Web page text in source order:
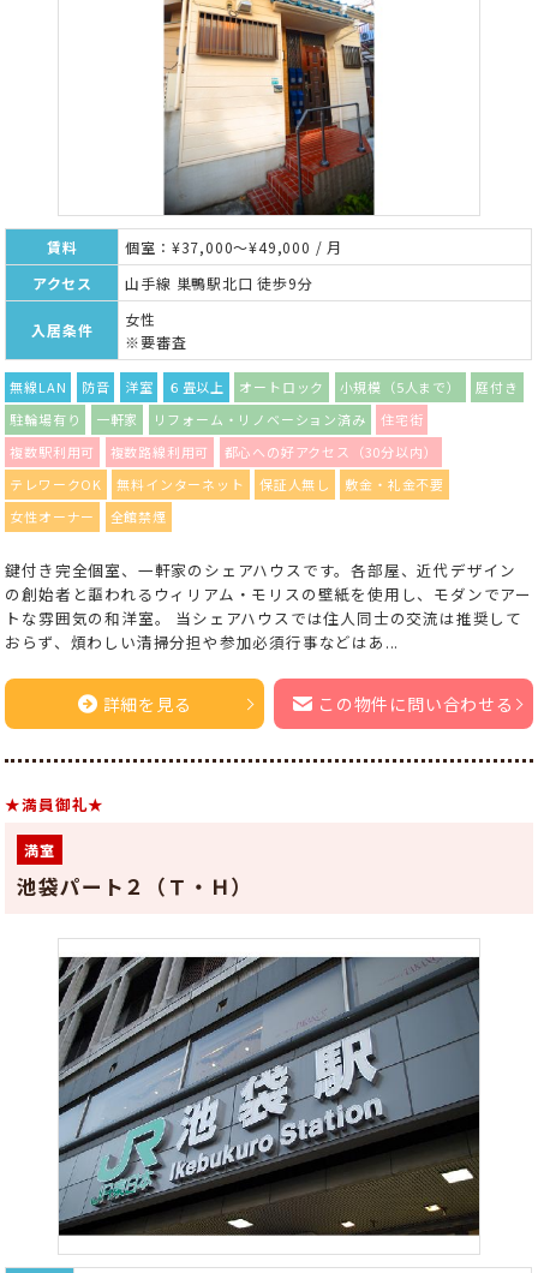
賃料
個室：¥37,000～¥49,000 / 月
アクセス
山手線 巣鴨駅北口 徒歩9分
入居条件
女性
※要審査
無線LAN 防音 洋室 ６畳以上 オートロック 小規模（5人まで）
庭付き
駐輪場有り
一軒家 リフォーム・リノベーション済み
住宅街
複数駅利用可
複数路線利用可
都心への好アクセス（30分以内）
テレワークOK
無料インターネット 保証人無し
敷金・礼金不要
女性オーナー
全館禁煙
鍵付き完全個室、一軒家のシェアハウスです。各部屋、近代デザイン
の創始者と謳われるウィリアム・モリスの壁紙を使用し、モダンでアー
トな雰囲気の和洋室。 当シェアハウスでは住人同士の交流は推奨して
おらず、煩わしい清掃分担や参加必須行事などはあ...
詳細を見る この物件に問い合わせる
★満員御礼★
満室
池袋パート２（Ｔ・Ｈ）